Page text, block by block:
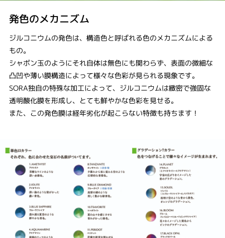
発色のメカニズム
ジルコニウムの発色は、構造色と呼ばれる色のメカニズムによる
もの。
シャボン玉のようにそれ自体は無色にも関わらず、表面の微細な
凸凹や薄い膜構造によって様々な色彩が見られる現象です。
SORA独自の特殊な加工によって、ジルコニウムは緻密で強固な
透明酸化膜を形成し、とても鮮やかな色彩を見せる。
また、この発色膜は経年劣化が起こらない特徴も持ちます！